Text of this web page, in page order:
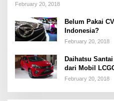
February 20, 2018
Belum Pakai
Indonesia?
February 20, 2018
Daihatsu
dari Mobil
February 20, 2018